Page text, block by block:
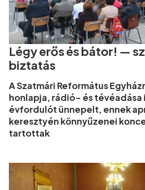
Légy erős és bátor! —
biztatás
A Szatmári Református
honlapja, rádió- és tévéadása
évfordulót ünnepelt, ennek
keresztyén könnyűzenei
tartottak